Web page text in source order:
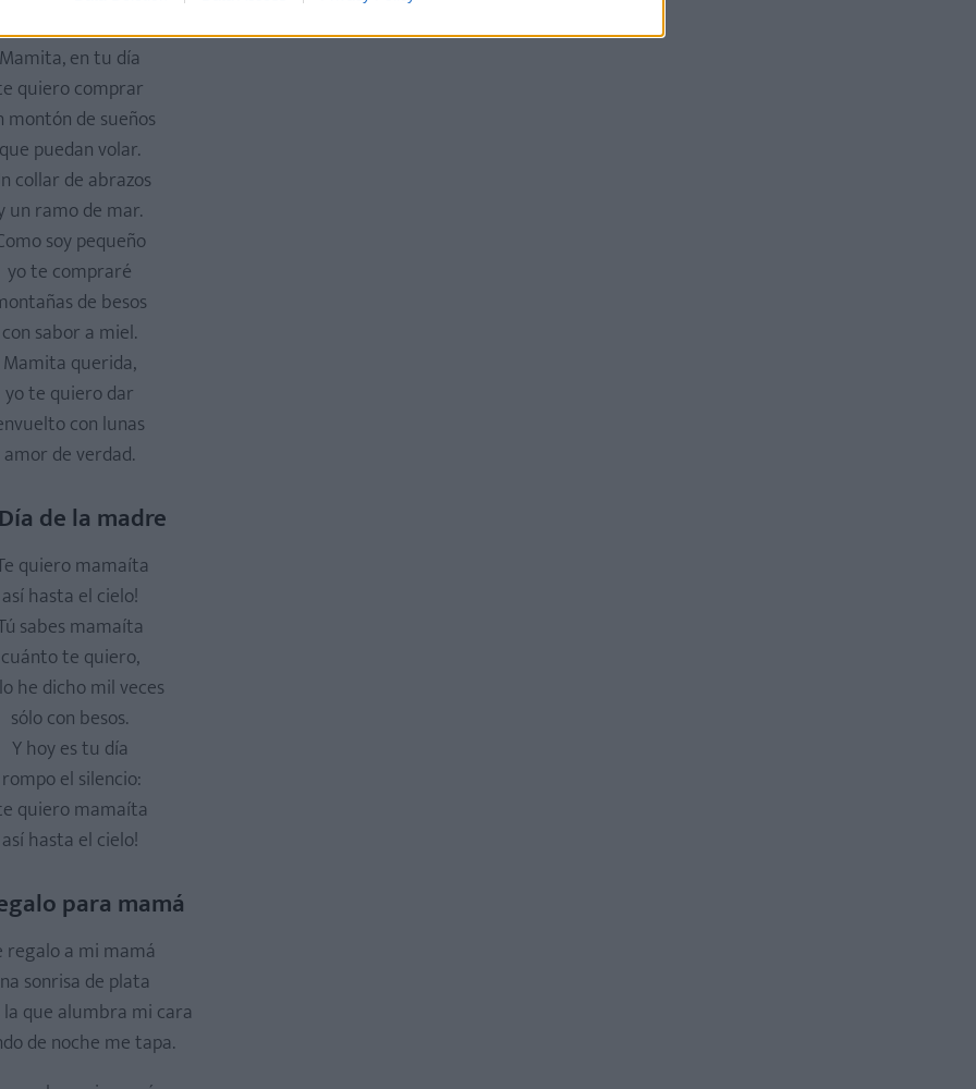
Mami querida
Mamita, en tu día
quiero comprar
montón de sueños
que puedan volar.
collar de abrazos
un ramo de mar.
soy pequeño
yo te compraré
de besos
con sabor a miel.
Mamita querida,
yo te quiero dar
con lunas
amor de verdad.
de la madre
quiero mamaíta
así hasta el cielo!
sabes mamaíta
cuánto te quiero,
he dicho mil veces
sólo con besos.
Y hoy es tu día
rompo el silencio:
quiero mamaíta
así hasta el cielo!
para mamá
regalo a mi mamá
sonrisa de plata
la que alumbra mi cara
de noche me tapa.